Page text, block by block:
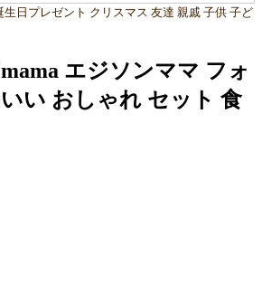
日プレゼント クリスマス 友達 親戚 子供 子ど
エジソンママ フォ
い おしゃれ セット 食